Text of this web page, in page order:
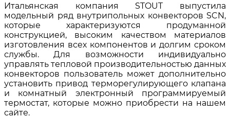
Итальянская компания STOUT выпустила
модельный ряд внутрипольных конвекторов SCN,
которые характеризуются продуманной
конструкцией, высоким качеством материалов
изготовления всех компонентов и долгим сроком
службы. Для возможности индивидуально
управлять тепловой производительностью данных
конвекторов пользователь может дополнительно
установить привод терморегулирующего клапана
и комнатный электронный программируемый
термостат, которые можно приобрести на нашем
сайте.